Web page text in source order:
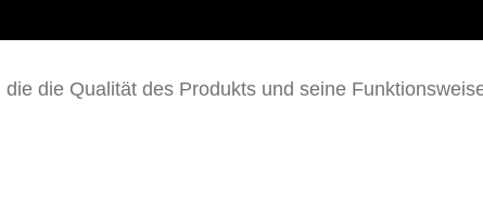
die Qualität des Produkts und seine